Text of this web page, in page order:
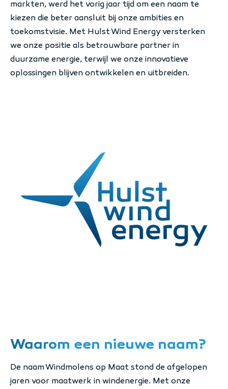
markten, werd het vorig jaar tijd om een naam te
kiezen die beter aansluit bij onze ambities en
toekomstvisie. Met Hulst Wind Energy versterken
we onze positie als betrouwbare partner in
duurzame energie, terwijl we onze innovatieve
oplossingen blijven ontwikkelen en uitbreiden.
Waarom een nieuwe naam?
De naam Windmolens op Maat stond de afgelopen
jaren voor maatwerk in windenergie. Met onze